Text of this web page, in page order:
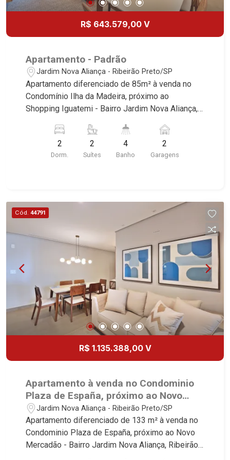
R$ 643.579,00 V
Apartamento - Padrão
Jardim Nova Aliança - Ribeirão Preto/SP
Apartamento diferenciado de 85m² à venda no
Condomínio Ilha da Madeira, próximo ao
Shopping Iguatemi - Bairro Jardim Nova Aliança,
deste imóvel que a Martinelli Imobiliária
selecionou para você: - 85m² de área útil - 2
suítes - Sala 2 ambientes - Lavabo - Cozinha -
mais informações. Martinelli Imobiliária,
referência no mercado imobiliário desde 2000.
Especialistas em Venda, Locação e
Lançamentos! Avenida João Fiúsa, 1051 - Alto da
Boa Vista | Ribeirão Preto.
2
Dorm.
2
Suítes
4
Banho
2
Garagens
Cód. 44791
R$ 1.135.388,00 V
Apartamento à venda no Condominio
Plaza de España, próximo ao Novo
Mercadão - Ribeirão Preto/SP.
Jardim Nova Aliança - Ribeirão Preto/SP
Apartamento diferenciado de 133 m² à venda no
Condominio Plaza de España, próximo ao Novo
Mercadão - Bairro Jardim Nova Aliança, Ribeirão